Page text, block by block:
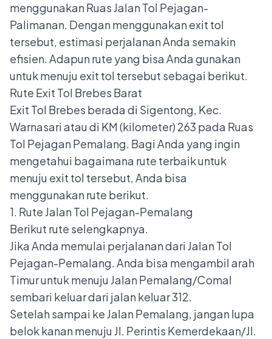
menggunakan Ruas Jalan Tol Pejagan-
Palimanan. Dengan menggunakan exit tol
tersebut, estimasi perjalanan Anda semakin
efisien. Adapun rute yang bisa Anda gunakan
untuk menuju exit tol tersebut sebagai berikut.
Rute Exit Tol Brebes Barat
Exit Tol Brebes berada di Sigentong, Kec.
Warnasari atau di KM (kilometer) 263 pada Ruas
Tol Pejagan Pemalang. Bagi Anda yang ingin
mengetahui bagaimana rute terbaik untuk
menuju exit tol tersebut, Anda bisa
menggunakan rute berikut.
1. Rute Jalan Tol Pejagan-Pemalang
Berikut rute selengkapnya.
Jika Anda memulai perjalanan dariJalan Tol
Pejagan-Pemalang. Anda bisa mengambil arah
Timur untuk menuju Jalan Pemalang/Comal
sembari keluar dari jalan keluar 312.
Setelah sampai ke Jalan Pemalang, jangan lupa
belok kanan menuju Jl. Perintis Kemerdekaan/Jl.